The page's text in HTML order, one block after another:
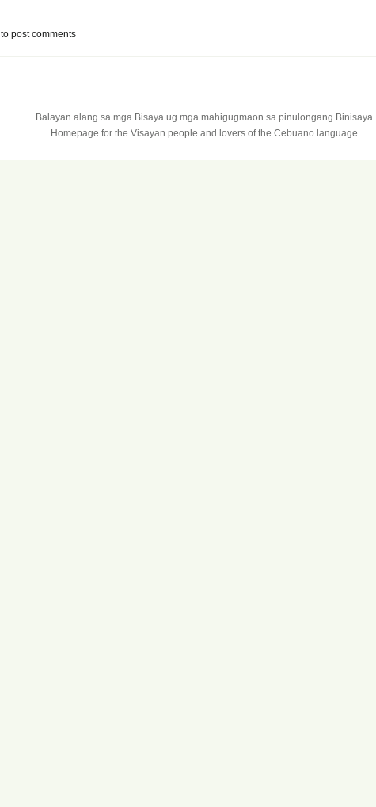
to post comments
Balayan alang sa mga Bisaya ug mga mahigugmaon sa pinulongang Binisaya.
Homepage for the Visayan people and lovers of the Cebuano language.